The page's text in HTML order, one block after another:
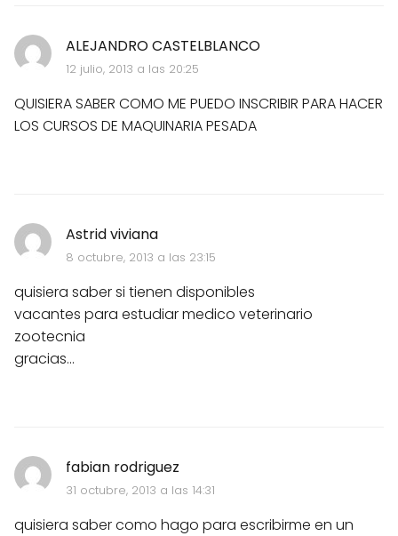
ALEJANDRO CASTELBLANCO
12 julio, 2013 a las 20:25
QUISIERA SABER COMO ME PUEDO INSCRIBIR PARA HACER
LOS CURSOS DE MAQUINARIA PESADA
Astrid viviana
8 octubre, 2013 a las 23:15
quisiera saber si tienen disponibles
vacantes para estudiar medico veterinario
zootecnia
gracias...
fabian rodriguez
31 octubre, 2013 a las 14:31
quisiera saber como hago para escribirme en un